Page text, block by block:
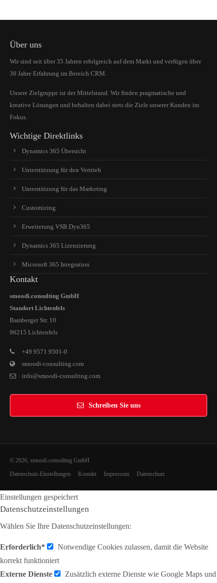
Über uns
Wir sind seit über 35 Jahren erfolgreich auf dem Markt und verfügen über
30 Jahre Erfahrung im Bereich CRM.
Unsere Zielgruppe ist der Mittelstand. Wir finden pragmatische und
kreative Lösungen und behalten dabei stets die Ziele unserer Kunden im
Fokus.
Wichtige Direktlinks
Dynamics 365 Übersicht
Unterstützung für den Vertrieb
Unterstützung für das Marketing
Customizing
Erweiterung VSB.Dyn365
Dynamics 365 Lizenzierung
Microsoft 365 Integration
Kontakt
smoodi.consulting GmbH
Standort Lichtenfels
Bamberger Str. 10
96215 Lichtenfels
+49 9571 9501-0
smoodi-consulting.com
info@smoodi-consulting.com
Schreiben Sie uns
© 2026, smoodi.consulting GmbH
Datenschutz-Einstellungen
Kontakt Impressum Datenschutz
Einstellungen gespeichert
Datenschutzeinstellungen
Wählen Sie Ihre Datenschutzeinstellungen:
Erforderlich*
Notwendige Cookies zulassen, damit die Website
korrekt funktioniert
Externe Dienste
Zusätzlich externe Dienste wie Google Maps und